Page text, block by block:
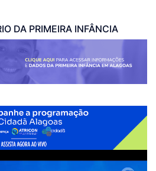
DA PRIMEIRA INFÂNCIA